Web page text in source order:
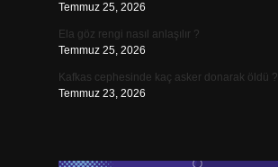
Temmuz 25, 2026
Ela göz rengi nasıl anlaşılır ?
Temmuz 25, 2026
Kafkas cephesinde kaç asker donarak öldü ?
Temmuz 23, 2026